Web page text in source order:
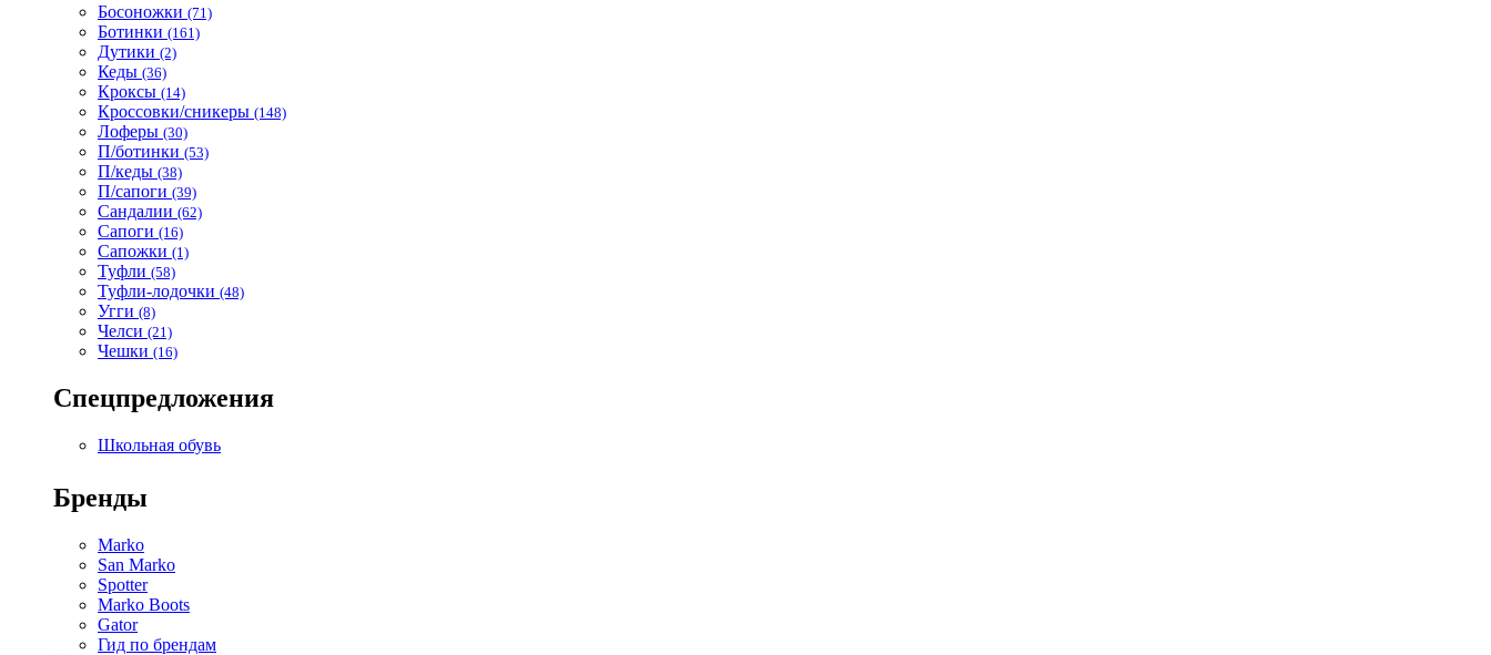
Босоножки (71)
Ботинки (161)
Дутики (2)
Кеды (36)
Кроксы (14)
Кроссовки/сникеры (148)
Лоферы (30)
П/ботинки (53)
П/кеды (38)
П/сапоги (39)
Сандалии (62)
Сапоги (16)
Сапожки (1)
Туфли (58)
Туфли-лодочки (48)
Угги (8)
Челси (21)
Чешки (16)
Спецпредложения
Школьная обувь
Бренды
Marko
San Marko
Spotter
Marko Boots
Gator
Гид по брендам